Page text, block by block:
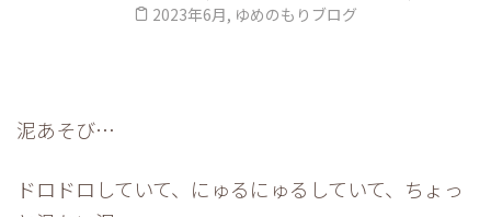
2023年6月, ゆめのもりブログ
泥あそび…
ドロドロしていて、にゅるにゅるしていて、ちょっ